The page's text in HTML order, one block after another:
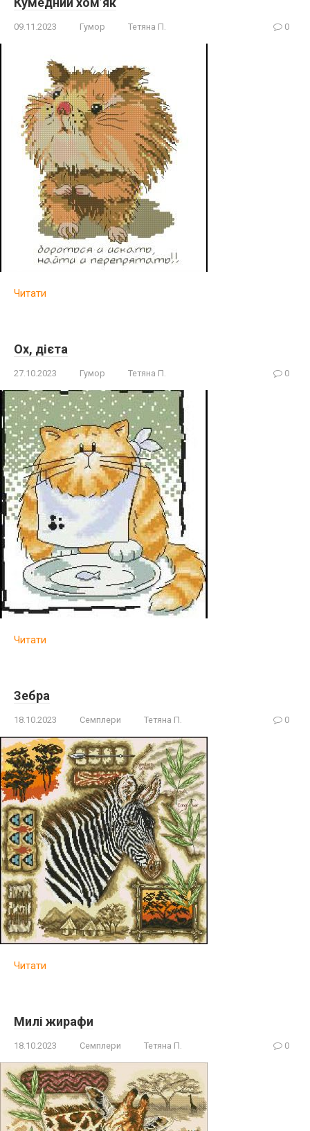
09.11.2023 Гумор Тетяна П. 0
Читати
Ох, дієта
27.10.2023 Гумор Тетяна П. 0
Читати
Зебра
18.10.2023 Семплери Тетяна П. 0
Читати
Милі жирафи
18.10.2023 Семплери Тетяна П. 0